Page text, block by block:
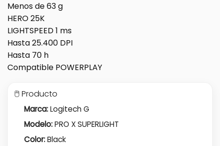
Menos de 63 g
HERO 25K
LIGHTSPEED 1 ms
Hasta 25.400 DPI
Hasta 70 h
Compatible POWERPLAY
🖱️ Producto
Marca:Logitech G
Modelo:PRO X SUPERLIGHT
Color:Black